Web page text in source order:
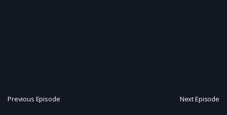
Previous Episode Next Episode